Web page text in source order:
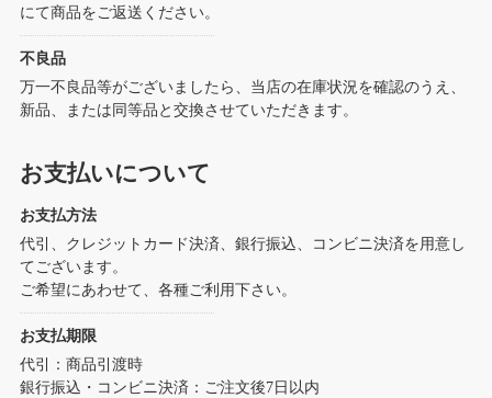
にて商品をご返送ください。
不良品
万一不良品等がございましたら、当店の在庫状況を確認のうえ、
新品、または同等品と交換させていただきます。
お支払いについて
お支払方法
代引、クレジットカード決済、銀行振込、コンビニ決済を用意し
てございます。
ご希望にあわせて、各種ご利用下さい。
お支払期限
代引：商品引渡時
銀行振込・コンビニ決済：ご注文後7日以内